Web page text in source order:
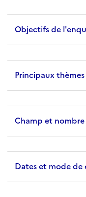
Objectifs de
Principaux
Champ et
Dates et mode de